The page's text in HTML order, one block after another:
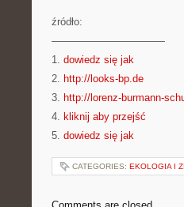
źródło:
———————————
1. dowiedz się jak
2. http://looks-bp.de
3. http://lorenz-burmann-
4. kliknij aby przejść
5. dowiedz się jak
CATEGORIES: EKOLOGIA I